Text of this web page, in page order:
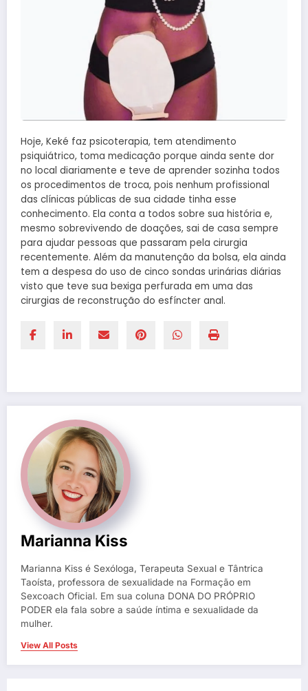
Hoje, Keké faz psicoterapia, tem atendimento
psiquiátrico, toma medicação porque ainda sente dor
no local diariamente e teve de aprender sozinha todos
os procedimentos de troca, pois nenhum profissional
das clínicas públicas de sua cidade tinha esse
conhecimento. Ela conta a todos sobre sua história e,
mesmo sobrevivendo de doações, sai de casa sempre
para ajudar pessoas que passaram pela cirurgia
recentemente. Além da manutenção da bolsa, ela ainda
tem a despesa do uso de cinco sondas urinárias diárias
visto que teve sua bexiga perfurada em uma das
cirurgias de reconstrução do esfíncter anal.
Marianna Kiss
Marianna Kiss é Sexóloga, Terapeuta Sexual e Tântrica
Taoísta, professora de sexualidade na Formação em
Sexcoach Oficial. Em sua coluna DONA DO PRÓPRIO
PODER ela fala sobre a saúde íntima e sexualidade da
mulher.
View All Posts